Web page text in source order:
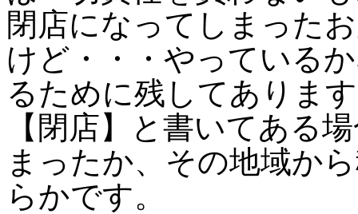
閉店になってしまった
けど・・・やっている
るために残してありま
【閉店】と書いてある
まったか、その地域か
らかです。